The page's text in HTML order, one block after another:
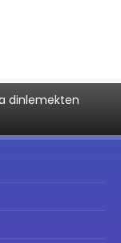
dinlemekten